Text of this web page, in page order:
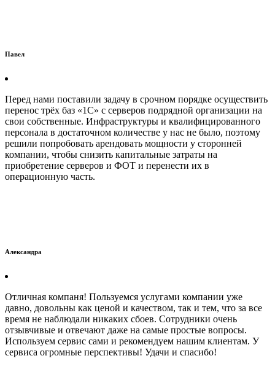
Павел
Перед нами поставили задачу в срочном порядке осуществить
перенос трёх баз «1С» с серверов подрядной организации на
свои собственные. Инфраструктуры и квалифицированного
персонала в достаточном количестве у нас не было, поэтому
решили попробовать арендовать мощности у сторонней
компании, чтобы снизить капитальные затраты на
приобретение серверов и ФОТ и перенести их в
операционную часть.
Александра
Отличная компаня! Пользуемся услугами компании уже
давно, довольны как ценой и качеством, так и тем, что за все
время не наблюдали никаких сбоев. Сотрудники очень
отзывчивые и отвечают даже на самые простые вопросы.
Используем сервис сами и рекомендуем нашим клиентам. У
сервиса огромные перспективы! Удачи и спасибо!